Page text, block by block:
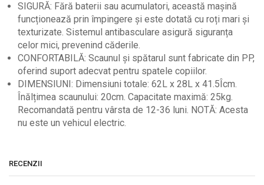
SIGURĂ: Fără baterii sau acumulatori, această mașină
funcționează prin împingere și este dotată cu roți mari și
texturizate. Sistemul antibasculare asigură siguranța
celor mici, prevenind căderile.
CONFORTABILĂ: Scaunul și spătarul sunt fabricate din PP,
oferind suport adecvat pentru spatele copiilor.
DIMENSIUNI: Dimensiuni totale: 62L x 28L x 41.5Îcm.
Înălțimea scaunului: 20cm. Capacitate maximă: 25kg.
Recomandată pentru vârsta de 12-36 luni. NOTĂ: Acesta
nu este un vehicul electric.
RECENZII